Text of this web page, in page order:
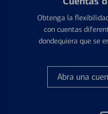
Obtenga la
con cuentas
dondequiera que se
Abra una